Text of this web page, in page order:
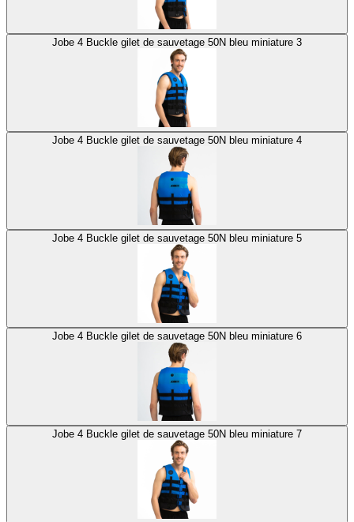
Jobe 4 Buckle gilet de sauvetage 50N bleu miniature 3
Jobe 4 Buckle gilet de sauvetage 50N bleu miniature 4
Jobe 4 Buckle gilet de sauvetage 50N bleu miniature 5
Jobe 4 Buckle gilet de sauvetage 50N bleu miniature 6
Jobe 4 Buckle gilet de sauvetage 50N bleu miniature 7